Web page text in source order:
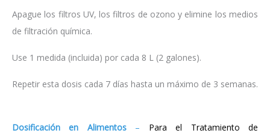
Apague los filtros UV, los filtros de ozono y elimine los medios
de filtración química.
Use 1 medida (incluida) por cada 8 L (2 galones).
Repetir esta dosis cada 7 días hasta un máximo de 3 semanas.
Dosificación en Alimentos– Para el Tratamiento de